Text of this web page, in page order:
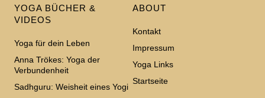
YOGA BÜCHER &
VIDEOS
Yoga für dein Leben
Anna Trökes: Yoga der
Verbundenheit
Sadhguru: Weisheit eines Yogi
ABOUT
Kontakt
Impressum
Yoga Links
Startseite